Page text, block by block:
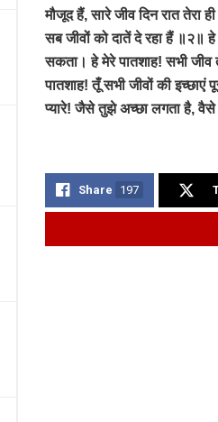
मौजूद हैं, सारे जीव दिन रात तेरा
सब जीवों को दातें दे रहा हैं ॥२॥
सकता। हे मेरे पातशाह! सभी जीव
पातशाह! तूँ सभी जीवों की इच्छाएं
प्यारे! जैसे तुझे अच्छा लगता है,
Share 197